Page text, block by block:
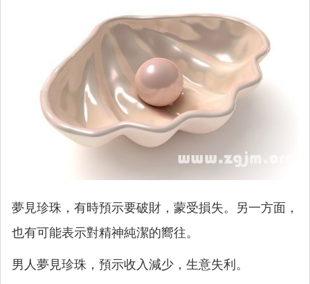
夢見珍珠，有時預示要破財，蒙受損失。另一方面，
也有可能表示對精神純潔的嚮往。
男人夢見珍珠，預示收入減少，生意失利。